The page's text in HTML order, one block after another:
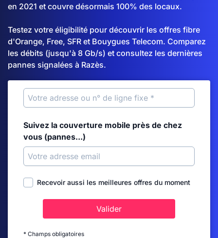
en 2021 et couvre désormais 100% des locaux.
Testez votre éligibilité pour découvrir les offres fibre
d'Orange, Free, SFR et Bouygues Telecom. Comparez
les débits (jusqu'à 8 Gb/s) et consultez les dernières
pannes signalées à Razès.
Suivez la couverture mobile près de chez
vous (pannes...)
Recevoir aussi les meilleures offres du moment
Valider
* Champs obligatoires